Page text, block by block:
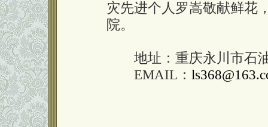
灾先进个人罗嵩敬献鲜花
院。
地址：重庆永川市石
EMAIL：